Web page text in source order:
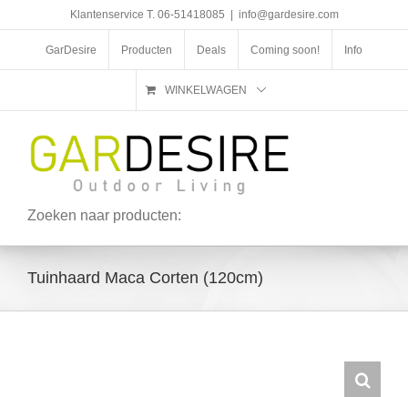
Klantenservice T. 06-51418085 info@gardesire.com
GarDesire Producten Deals Coming soon! Info
WINKELWAGEN
Zoeken naar producten:
Tuinhaard Maca Corten (120cm)